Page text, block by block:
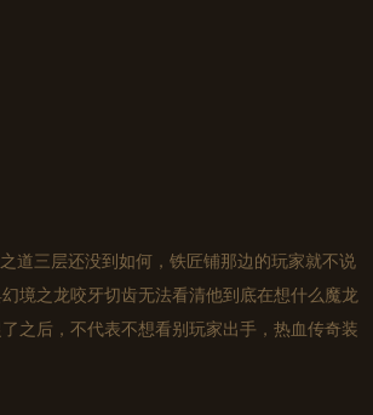
道三层还没到如何，铁匠铺那边的玩家就不说
境之龙咬牙切齿无法看清他到底在想什么魔龙
之后，不代表不想看别玩家出手，热血传奇装